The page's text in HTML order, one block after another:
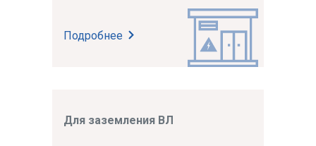
Подробнее
Для заземления ВЛ